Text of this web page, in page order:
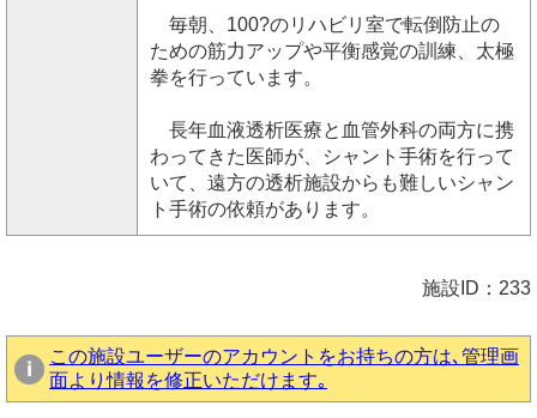
毎朝、100?のリハビリ室で転倒防止の
ための筋力アップや平衡感覚の訓練、太極
拳を行っています。
長年血液透析医療と血管外科の両方に携
わってきた医師が、シャント手術を行って
いて、遠方の透析施設からも難しいシャン
ト手術の依頼があります。
施設ID：233
この施設ユーザーのアカウントをお持ちの方は､管理画
面より情報を修正いただけます｡